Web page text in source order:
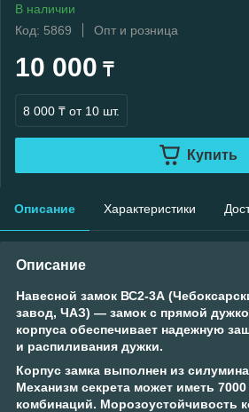
В наличии
Код: 5869
Опт и розница
10 000 ₸
8 000 ₸ от 10 шт.
Купить
Описание Характеристики
Описание
Навесной замок ВС2-3А
завод, ЧАЗ) — замок с прямой
корпуса обеспечивает надежную
и распиливания дужки.
Корпус замка выполнен из
Механизм секрета может иметь
комбинаций. Морозоустойчивость